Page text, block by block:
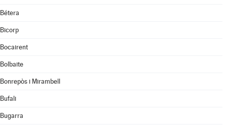
Bétera
Bicorp
Bocairent
Bolbaite
Bonrepòs i Mirambell
Bufali
Bugarra